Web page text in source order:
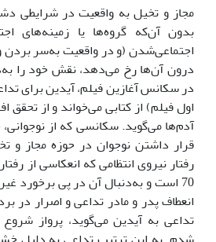
مجاز و تخیل به واقعیت در شرایطی
بدون آن‌که گروه‌ها یا زمینه‌های
اجتماعی‌شدن (و در واقعیت به‌سر بردن
درون آن‌ها رخ می‌دهد، نقش خود را
در سکانس آغازین فیلم، آیدین برای
اول فیلم) از کتابی می‌خواند و از
آدم‌ها می‌گوید. سکانسی که از نوجوانی،
قرار داشتن نوجوان در حوزه مجاز و
رفتار نیروی انتظامی که انعکاسی از
70 است و به‌دنبال آن در پی برخورد
انعطاف پدر و مادر تداعی و اصرار در
تداعی به آیدین می‌گوید، پرواز